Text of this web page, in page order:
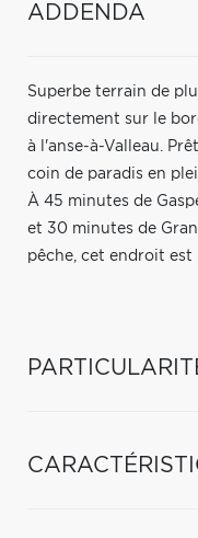
ADDENDA
Superbe terrain de
directement sur le
à l'anse-à-Valleau.
coin de paradis en
À 45 minutes de
et 30 minutes de
pêche, cet endroit est